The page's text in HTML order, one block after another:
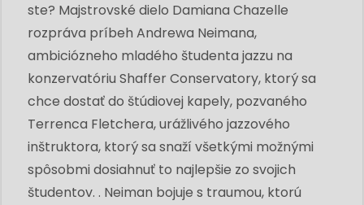
ste? Majstrovské dielo Damiana Chazelle
rozpráva príbeh Andrewa Neimana,
ambiciózneho mladého študenta jazzu na
konzervatóriu Shaffer Conservatory, ktorý sa
chce dostať do štúdiovej kapely, pozvaného
Terrenca Fletchera, urážlivého jazzového
inštruktora, ktorý sa snaží všetkými možnými
spôsobmi dosiahnuť to najlepšie zo svojich
študentov. . Neiman bojuje s traumou, ktorú